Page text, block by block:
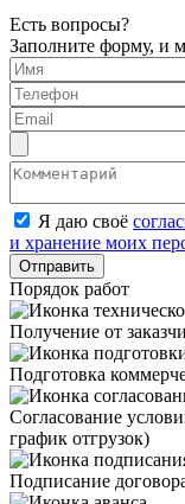
Есть вопросы?
Заполните форму, и
Я даю своё
и хранение моих
Отправить
Порядок работ
Получение от
Подготовка
Согласование
график отгрузок)
Подписание